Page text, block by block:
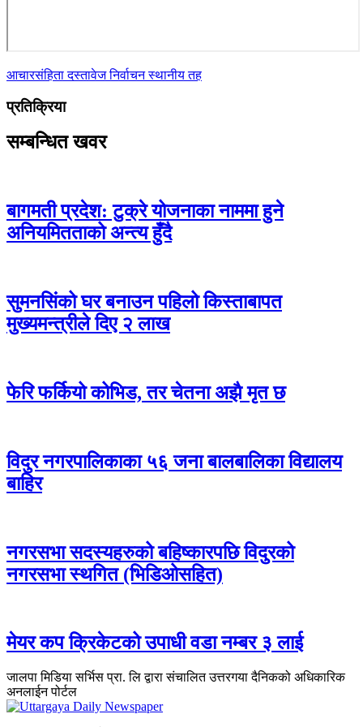
आचारसंहितादस्तावेजनिर्वाचनस्थानीय तह
प्रतिक्रिया
सम्बन्धित खवर
बागमती प्रदेश: टुक्रे योजनाका नाममा हुने
अनियमितताको अन्त्य हुँदै
सुमनसिंको घर बनाउन पहिलो किस्ताबापत
मुख्यमन्त्रीले दिए २ लाख
फेरि फर्कियो कोभिड, तर चेतना अझै मृत छ
विदुर नगरपालिकाका ५६ जना बालबालिका विद्यालय
बाहिर
नगरसभा सदस्यहरुको बहिष्कारपछि विदुरको
नगरसभा स्थगित (भिडिओसहित)
मेयर कप क्रिकेटको उपाधी वडा नम्बर ३ लाई
जालपा मिडिया सर्भिस प्रा. लि द्वारा संचालित उत्तरगया दैनिकको अधिकारिक
अनलाईन पोर्टल